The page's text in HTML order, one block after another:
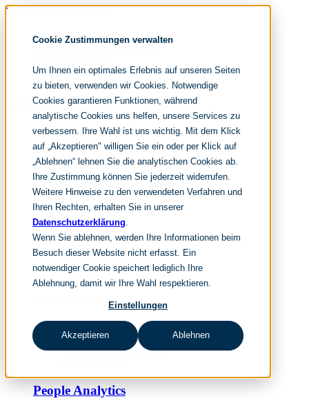
Cookie Zustimmungen verwalten
Um Ihnen ein optimales Erlebnis auf unseren Seiten
zu bieten, verwenden wir Cookies. Notwendige
Cookies garantieren Funktionen, während
analytische Cookies uns helfen, unsere Services zu
verbessern. Ihre Wahl ist uns wichtig. Mit dem Klick
auf „Akzeptieren" willigen Sie ein oder per Klick auf
„Ablehnen“ lehnen Sie die analytischen Cookies ab.
Ihre Zustimmung können Sie jederzeit widerrufen.
Weitere Hinweise zu den verwendeten Verfahren und
Ihren Rechten, erhalten Sie in unserer
Datenschutzerklärung.
Wenn Sie ablehnen, werden Ihre Informationen beim
Besuch dieser Website nicht erfasst. Ein
notwendiger Cookie speichert lediglich Ihre
Ablehnung, damit wir Ihre Wahl respektieren.
Einstellungen
Akzeptieren Ablehnen
Navigation überspringen
noventum
IT & Management Consulting
People & Culture
Navigation überspringen
Fokusthemen
Organisationsdesign
New Work Strategie
Leistungen
Organisationsentwicklung
Change Management
Innovation Management
New Work Beratung
Leadership Development
HR Consulting
HR Digitalisierungsstrategie
HR-Prozessmanagement
HR-Projektmanagement
People Analytics